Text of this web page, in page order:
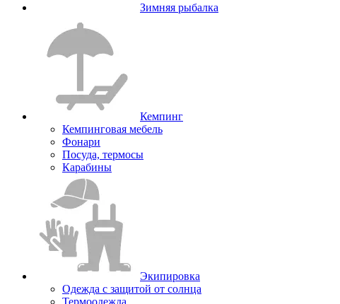
Зимняя рыбалка
Кемпинг
Кемпинговая мебель
Фонари
Посуда, термосы
Карабины
Экипировка
Одежда с защитой от солнца
Термоодежда